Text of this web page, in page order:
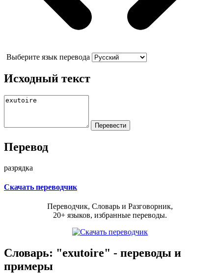
Выберите язык перевода
Исходный текст
Перевод
разрядка
Скачать переводчик
Переводчик, Словарь и Разговорник,
20+ языков, избранные переводы.
Словарь: "exutoire" - переводы и
примеры